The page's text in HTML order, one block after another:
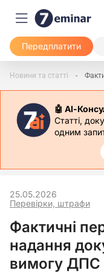
Передплатити
Новини та статті
🤖 АІ-
Статті,
одним
Перевірки, штрафи
25.05.2026
Фактичні
надання
вимогу ДПС